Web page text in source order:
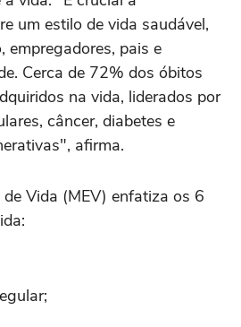
um estilo de vida saudável,
empregadores, pais e
Cerca de 72% dos óbitos
na vida, liderados por
câncer, diabetes e
afirma.
Vida (MEV) enfatiza os 6